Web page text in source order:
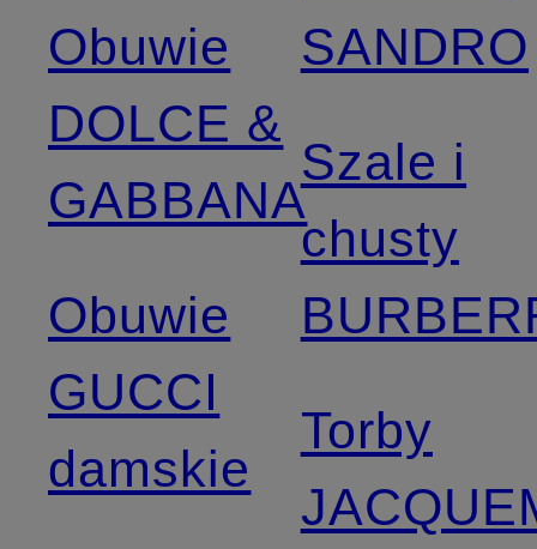
Obuwie
DOLCE &
GABBANA
Obuwie
GUCCI
damskie
SANDRO
Szale i
chusty
Torby